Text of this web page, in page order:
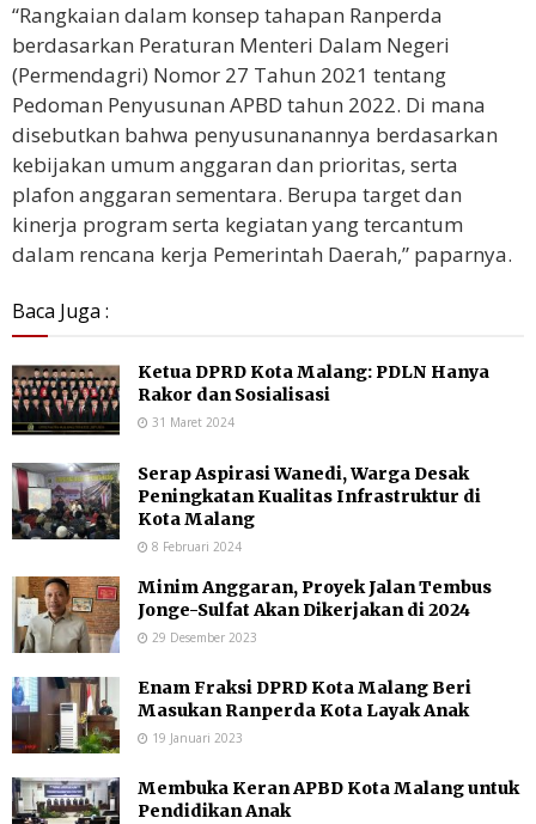
“Rangkaian dalam konsep tahapan Ranperda
berdasarkan Peraturan Menteri Dalam Negeri
(Permendagri) Nomor 27 Tahun 2021 tentang
Pedoman Penyusunan APBD tahun 2022. Di mana
disebutkan bahwa penyusunanannya berdasarkan
kebijakan umum anggaran dan prioritas, serta
plafon anggaran sementara. Berupa target dan
kinerja program serta kegiatan yang tercantum
dalam rencana kerja Pemerintah Daerah,” paparnya.
Baca Juga :
Ketua DPRD Kota Malang: PDLN Hanya
Rakor dan Sosialisasi
31 Maret 2024
Serap Aspirasi Wanedi, Warga Desak
Peningkatan Kualitas Infrastruktur di
Kota Malang
8 Februari 2024
Minim Anggaran, Proyek Jalan Tembus
Jonge-Sulfat Akan Dikerjakan di 2024
29 Desember 2023
Enam Fraksi DPRD Kota Malang Beri
Masukan Ranperda Kota Layak Anak
19 Januari 2023
Membuka Keran APBD Kota Malang untuk
Pendidikan Anak